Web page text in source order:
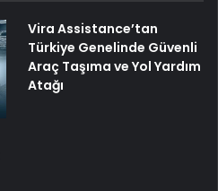
Vira Assistance’tan
Türkiye Genelinde Güvenli
Araç Taşıma ve Yol Yardım
Atağı